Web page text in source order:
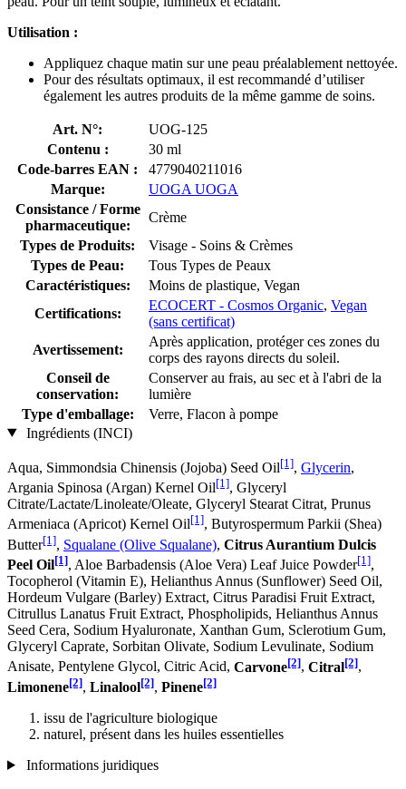
Utilisation :
Appliquez chaque matin sur une peau préalablement nettoyée.
Pour des résultats optimaux, il est recommandé d’utiliser
également les autres produits de la même gamme de soins.
Art. N°:
UOG-125
Contenu :
30 ml
Code-barres EAN :
4779040211016
Marque:
UOGA UOGA
Consistance / Forme
pharmaceutique:
Crème
Types de Produits:
Visage - Soins & Crèmes
Types de Peau:
Tous Types de Peaux
Caractéristiques:
Moins de plastique, Vegan
Certifications:
ECOCERT - Cosmos Organic, Vegan
(sans certificat)
Avertissement:
Après application, protéger ces zones du
corps des rayons directs du soleil.
Conseil de
conservation:
Conserver au frais, au sec et à l'abri de la
lumière
Type d'emballage:
Verre, Flacon à pompe
Ingrédients (INCI)
Aqua, Simmondsia Chinensis (Jojoba) Seed Oil[1], Glycerin,
Argania Spinosa (Argan) Kernel Oil[1], Glyceryl
Citrate/Lactate/Linoleate/Oleate, Glyceryl Stearat Citrat, Prunus
Armeniaca (Apricot) Kernel Oil[1], Butyrospermum Parkii (Shea)
Butter[1], Squalane (Olive Squalane), Citrus Aurantium Dulcis
Peel Oil[1], Aloe Barbadensis (Aloe Vera) Leaf Juice Powder[1],
Tocopherol (Vitamin E), Helianthus Annus (Sunflower) Seed Oil,
Hordeum Vulgare (Barley) Extract, Citrus Paradisi Fruit Extract,
Citrullus Lanatus Fruit Extract, Phospholipids, Helianthus Annus
Seed Cera, Sodium Hyaluronate, Xanthan Gum, Sclerotium Gum,
Glyceryl Caprate, Sorbitan Olivate, Sodium Levulinate, Sodium
Anisate, Pentylene Glycol, Citric Acid, Carvone[2], Citral[2],
Limonene[2], Linalool[2], Pinene[2]
issu de l'agriculture biologique
naturel, présent dans les huiles essentielles
Informations juridiques